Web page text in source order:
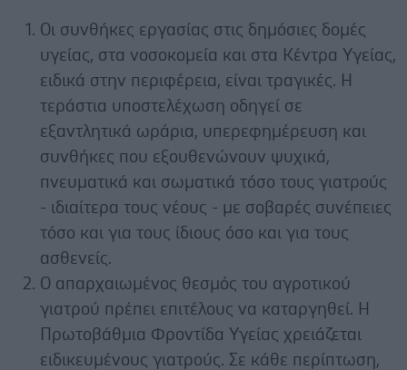
Οι συνθήκες εργασίας στις δημόσιες δομές
υγείας, στα νοσοκομεία και στα Κέντρα Υγείας,
ειδικά στην περιφέρεια, είναι τραγικές. Η
τεράστια υποστελέχωση οδηγεί σε
εξαντλητικά ωράρια, υπερεφημέρευση και
συνθήκες που εξουθενώνουν ψυχικά,
πνευματικά και σωματικά τόσο τους γιατρούς
- ιδιαίτερα τους νέους - με σοβαρές συνέπειες
τόσο και για τους ίδιους όσο και για τους
ασθενείς.
Ο απαρχαιωμένος θεσμός του αγροτικού
γιατρού πρέπει επιτέλους να καταργηθεί. Η
Πρωτοβάθμια Φροντίδα Υγείας χρειάζεται
ειδικευμένους γιατρούς. Σε κάθε περίπτωση,